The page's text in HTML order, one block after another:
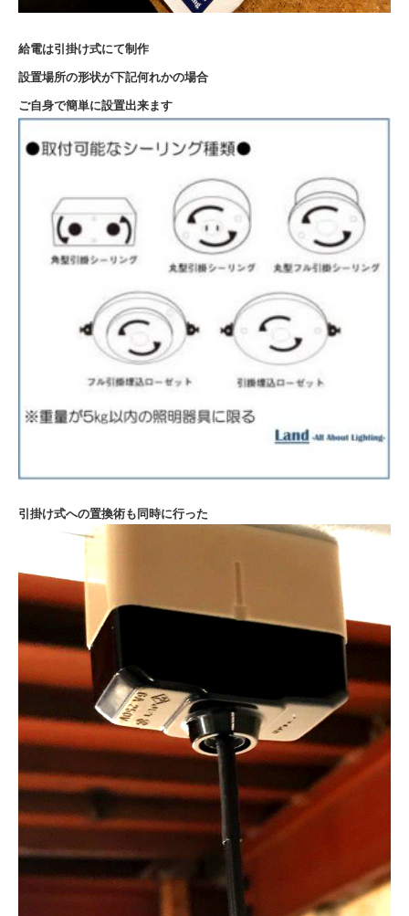
給電は引掛け式にて制作
設置場所の形状が下記何れかの場合
ご自身で簡単に設置出来ます
引掛け式への置換術も同時に行った